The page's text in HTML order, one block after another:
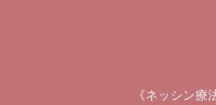
《ネッシン療